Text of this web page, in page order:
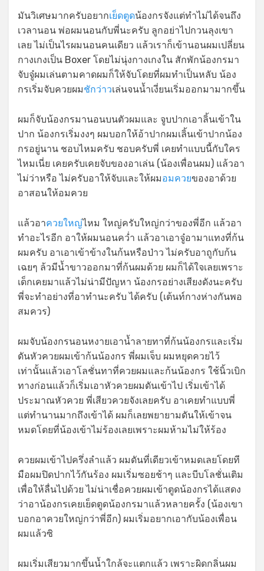
มันวิเศษมากครับอยากเย็ดตูดน้องกรจังแต่ทำไม่ได้จนถึง
เวลานอน พ่อผมนอนกับพี่นะครับ ลูกอย่าไปกวนลุงเขา
เลย ไม่เป็นไรผมนอนคนเดียว แล้วเราก็เข้านอนผมเปลี่ยน
กางเกงเป็น Boxer โดยไม่นุ่งกางเกงใน สักพักน้องกรมา
จับจู๋ผมเล่นตามคาดผมก็ให้จับโดยที่ผมทำเป็นหลับ น้อง
กรเริ่มจับควยผมชักว่าวเล่นจนน้ำเงี่ยนเริ่มออกมามากขึ้น
ผมก็จับน้องกรมานอนบนตัวผมและ จูบปากเอาลิ้นเข้าใน
ปาก น้องกรเริ่มงงๆ ผมบอกให้อ้าปากผมเลิ้นเข้าปากน้อง
กรอยู่นาน ชอบไหมครับ ชอบครับพี่ เคยทำแบบนี้กับใคร
ไหมเนี่ย เคยครับเคยจับของอาเล่น (น้องเพื่อนผม) แล้วอา
ไม่ว่าหรือ ไม่ครับอาให้จับและให้ผมอมควยของอาด้วย
อาสอนให้อมควย
แล้วอาควยใหญ่ไหม ใหญ่ครับใหญ่กว่าของพี่อีก แล้วอา
ทำอะไรอีก อาให้ผมนอนคว่ำ แล้วอาเอาจู๋อามาแทงที่ก้น
ผมครับ อาเอาเข้าข้างในก้นหรือป่าว ไม่ครับอาถูกับก้น
เฉยๆ ล้วมีน้ำขาวออกมาที่ก้นผมด้วย ผมก็ได้ใจเลยเพราะ
เด็กเคยมาแล้วไม่น่ามีปัญหา น้องกรอย่างเสียงดังนะครับ
พี่จะทำอย่างที่อาทำนะครับ ได้ครับ (เต้นท์กางห่างกันพอ
สมควร)
ผมจับน้องกรนอนหงายเอาน้ำลายทาที่ก้นน้องกรและเริ่ม
ดันหัวควยผมเข้าก้นน้องกร พี่ผมเจ็บ ผมหยุดควยไว้
เท่านั้นแล้วเอาโลชั่นทาที่ควยผมและก้นน้องกร ใช้นิ้วเบิก
ทางก่อนแล้วก็เริ่มเอาหัวควยผมดันเข้าไป เริ่มเข้าได้
ประมาณหัวควย พี่เสียวควยจังเลยครับ อาเคยทำแบบพี่
แต่ทำนานมากถึงเข้าได้ ผมก็เลยพยายามดันให้เข้าจน
หมดโดยที่น้องเข้าไม่ร้องเลยเพราะผมห้ามไม่ให้ร้อง
ควยผมเข้าไปครึ่งลำแล้ว ผมดันที่เดียวเข้าหมดเลยโดยที
มือผมปิดปากไว้กันร้อง ผมเริ่มซอยช้าๆ และบีบโลชั่นเติม
เพื่อให้ลื่นไปด้วย ไม่น่าเชื่อควยผมเข้าตูดน้องกรได้แสดง
ว่าอาน้องกรเคยเย็ดตูดน้องกรมาแล้วหลายครั้ง (น้องเขา
บอกอาควยใหญ่กว่าพี่อีก) ผมเริ่มอยากเอากับน้องเพื่อน
ผมแล้วซิ
ผมเริ่มเสียวมากขึ้นน้ำใกล้จะแตกแล้ว เพราะผิดกลิ่นผม